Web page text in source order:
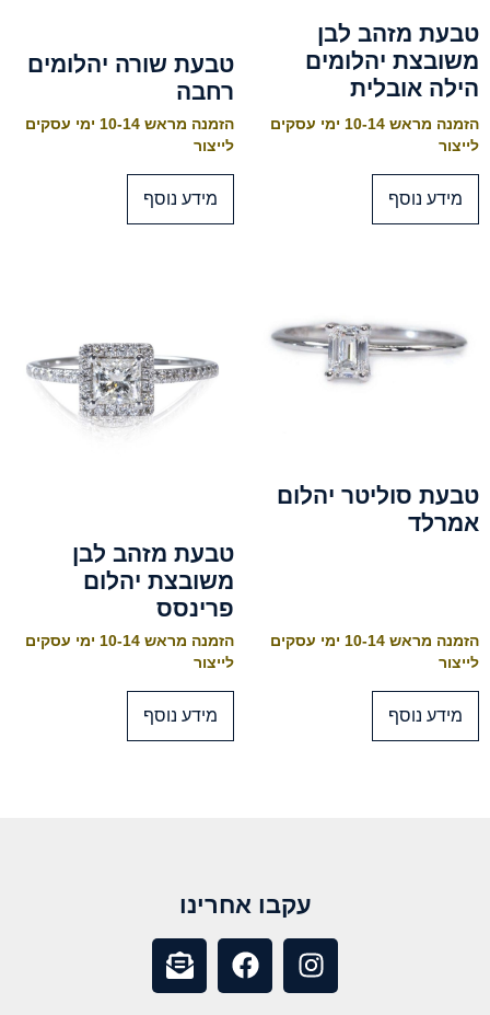
טבעת מזהב לבן
משובצת יהלומים
הילה אובלית
הזמנה מראש 10-14 ימי עסקים
לייצור
מידע נוסף
טבעת שורה יהלומים
רחבה
הזמנה מראש 10-14 ימי עסקים
לייצור
מידע נוסף
טבעת סוליטר יהלום
אמרלד
הזמנה מראש 10-14 ימי עסקים
לייצור
מידע נוסף
טבעת מזהב לבן
משובצת יהלום
פרינסס
הזמנה מראש 10-14 ימי עסקים
לייצור
מידע נוסף
עקבו אחרינו